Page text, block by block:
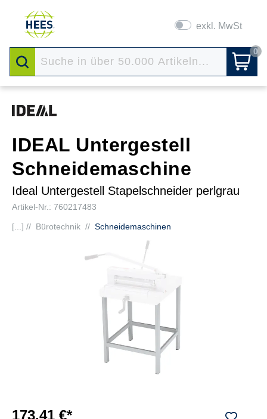
exkl. MwSt
0
IDEAL Untergestell
Schneidemaschine
Ideal Untergestell Stapelschneider perlgrau
Artikel-Nr.: 760217483
[...] // Bürotechnik // Schneidemaschinen
173,41 €*